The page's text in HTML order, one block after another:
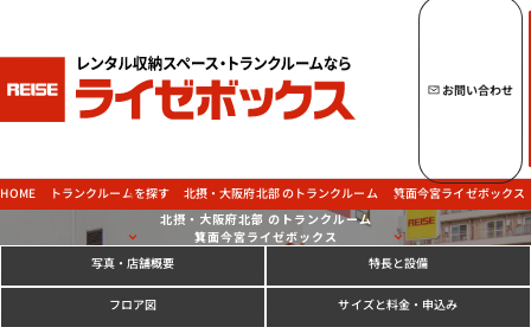
トップページへ
トランクルームを探す
お問い合わせ
HOME トランクルームを探す 北摂・大阪府北部 のトランクルーム 箕面今宮ライゼボックス
北摂・大阪府北部 のトランクルーム
箕面今宮ライゼボックス
写真・店舗概要 特長と設備
フロア図 サイズと料金 ・申込み